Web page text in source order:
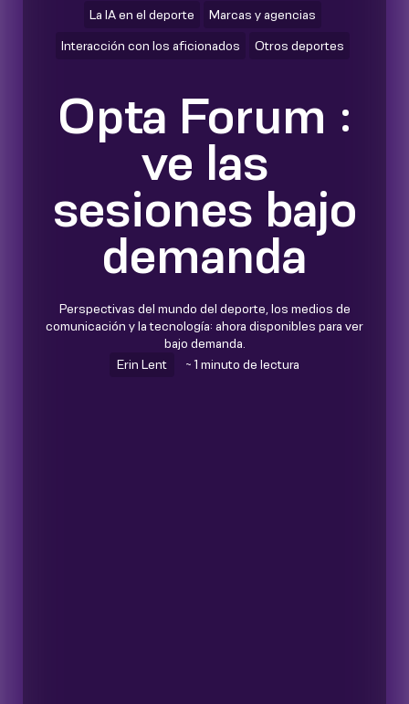
La IA en el deporte Marcas y agencias
Interacción con los aficionados Otros deportes
Opta Forum :
ve las
sesiones bajo
demanda
Perspectivas del mundo del deporte, los medios de
comunicación y la tecnología: ahora disponibles para ver
bajo demanda.
Erin Lent
~ 1 minuto de lectura